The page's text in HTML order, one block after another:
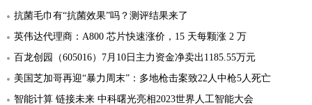
抗菌毛巾有“抗菌效果”吗？测评结果来了
英伟达代理商：A800 芯片快速涨价，15 天每颗涨 2 万
百龙创园（605016）7月10日主力资金净卖出1185.55万元
美国芝加哥再迎“暴力周末”：多地枪击案致22人中枪5人死亡
智能计算 链接未来 中科曙光亮相2023世界人工智能大会